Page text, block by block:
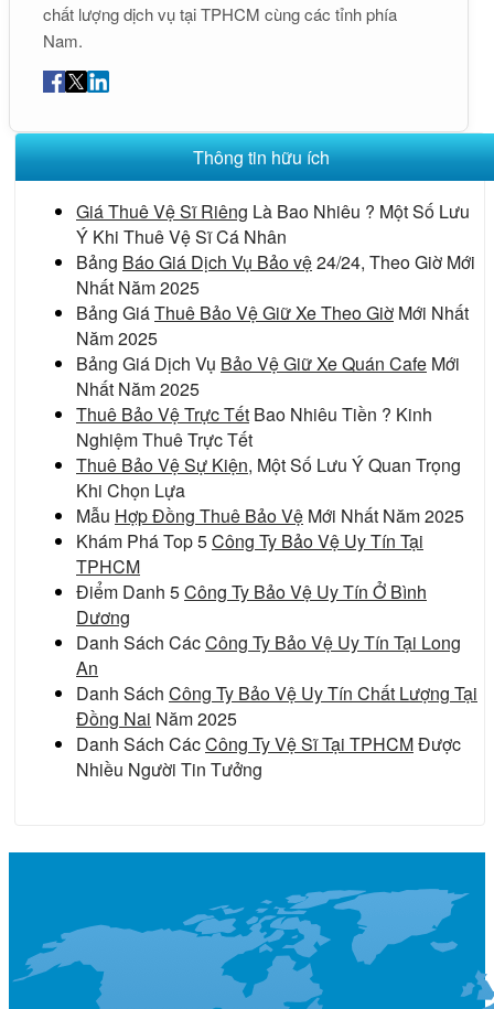
chất lượng dịch vụ tại TPHCM cùng các tỉnh phía
Nam.
Thông tin hữu ích
Giá Thuê Vệ Sĩ Riêng Là Bao Nhiêu ? Một Số Lưu
Ý Khi Thuê Vệ Sĩ Cá Nhân
Bảng Báo Giá Dịch Vụ Bảo vệ24/24, Theo Giờ Mới
Nhất Năm 2025
Bảng GiáThuê Bảo Vệ Giữ Xe Theo Giờ Mới Nhất
Năm 2025
Bảng Giá Dịch Vụ Bảo Vệ Giữ Xe Quán Cafe Mới
Nhất Năm 2025
Thuê Bảo Vệ Trực Tết Bao Nhiêu Tiền ? Kinh
Nghiệm Thuê Trực Tết
Thuê Bảo Vệ Sự Kiện, Một Số Lưu Ý Quan Trọng
Khi Chọn Lựa
Mẫu Hợp Đồng Thuê Bảo Vệ Mới Nhất Năm 2025
Khám Phá Top 5Công Ty Bảo Vệ Uy Tín Tại
TPHCM
Điểm Danh 5Công Ty Bảo Vệ Uy Tín Ở Bình
Dương
Danh Sách CácCông Ty Bảo Vệ Uy Tín Tại Long
An
Danh Sách Công Ty Bảo Vệ Uy Tín Chất Lượng Tại
Đồng Nai Năm 2025
Danh Sách CácCông Ty Vệ Sĩ Tại TPHCMĐược
Nhiều Người Tin Tưởng